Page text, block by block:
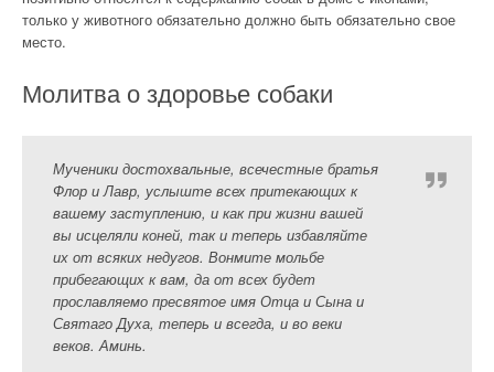
только у животного обязательно должно быть обязательно свое
место.
Молитва о здоровье собаки
Мученики достохвальные, всечестные братья
Флор и Лавр, услыште всех притекающих к
вашему заступлению, и как при жизни вашей
вы исцеляли коней, так и теперь избавляйте
их от всяких недугов. Вонмите мольбе
прибегающих к вам, да от всех будет
прославляемо пресвятое имя Отца и Сына и
Святаго Духа, теперь и всегда, и во веки
веков. Аминь.